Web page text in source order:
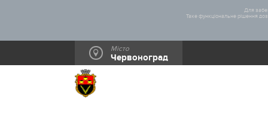
Для
Таке функціональне рішення
Місто
Червоноград